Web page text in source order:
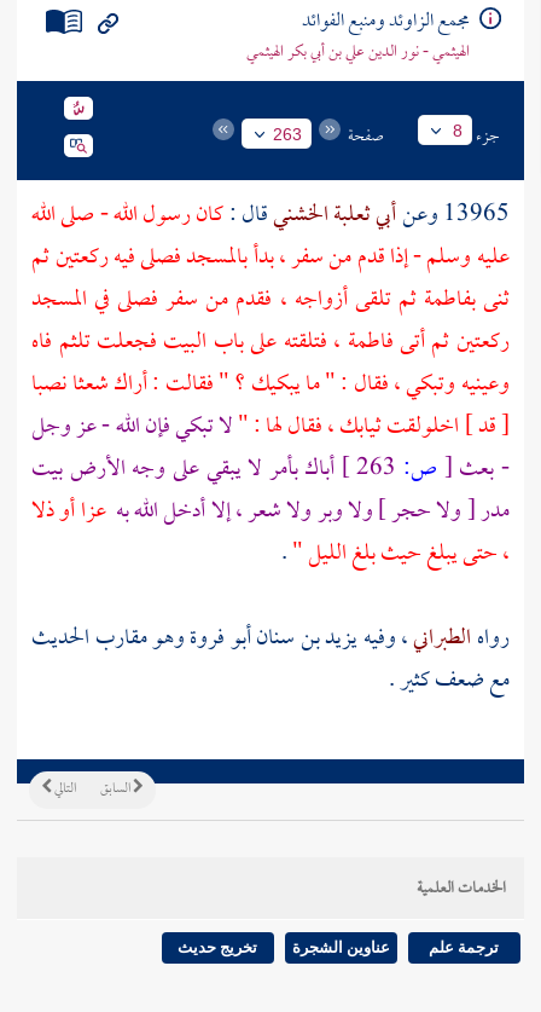
مجمع الزاوئد ومنبع الفوائد
الهيثمي - نور الدين علي بن أبي بكر الهيثمي
جزء 8 صفحة 263
13965 وعن أبي ثعلبة الخشنيقال :كان رسول الله - صلى الله
عليه وسلم - إذا قدم من سفر ، بدأ بالمسجد فصلى فيه ركعتين ثم
ثنىبفاطمةثم تلقى أزواجه ، فقدم من سفر فصلى في المسجد
ركعتين ثم أتىفاطمة ، فتلقته على باب البيت فجعلت تلثم فاه
وعينيه وتبكي ، فقال : " ما يبكيك ؟ " فقالت : أراك شعثا نصبا
[ قد ] اخلولقت ثيابك ، فقال لها : "لا تبكي فإن الله - عز وجل
- بعث[ص:
أباك بأمر لا يبقي على وجه الأرض بيت
مدر [ ولا حجر ] ولا وبر ولا شعر ، إلا أدخل الله به عزا أو ذلا
، حتى يبلغ حيث بلغ الليل ".
رواهالطبراني، وفيهيزيد بن سنان أبو فروةوهو مقارب الحديث
مع ضعف كثير .
التالي السابق
الخدمات العلمية
ترجمة علم عناوين الشجرة تخريج حديث